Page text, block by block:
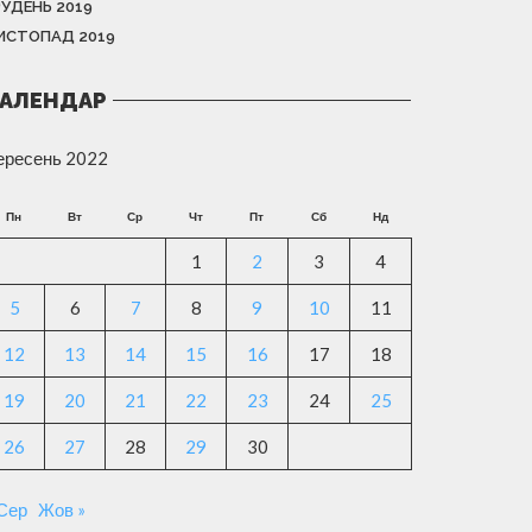
2019
2019
2022
Пн Вт Ср Чт Пт Сб Нд
1 2 3 4
5 6 7 8 9 10 11
12 13 14 15 16 17 18
19 20 21 22 23 24 25
26 27 28 29 30
Жов »